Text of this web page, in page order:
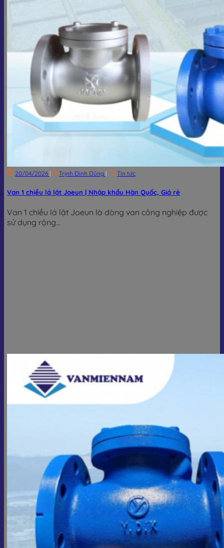
20/04/2026 | Trịnh Đình Dũng | Tin tức
Van 1 chiều lá lật Joeun | Nhập khẩu Hàn Quốc, Giá rẻ
Van 1 chiều lá lật Joeun là dòng van công nghiệp được
sử dụng rộng...